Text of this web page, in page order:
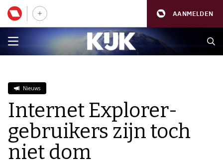
AANMELDEN
Nieuws
Internet Explorer-
gebruikers zijn toch
niet dom